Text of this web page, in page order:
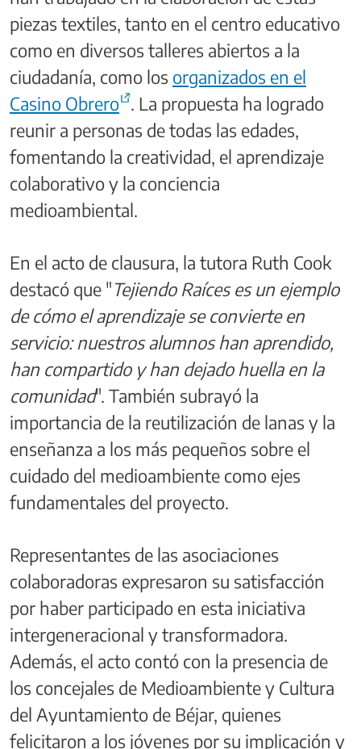
piezas textiles, tanto en el centro educativo
como en diversos talleres abiertos a la
ciudadanía, como los organizados en el
Casino Obrero . La propuesta ha logrado
reunir a personas de todas las edades,
fomentando la creatividad, el aprendizaje
colaborativo y la conciencia
medioambiental.
En el acto de clausura, la tutora Ruth Cook
destacó que "Tejiendo Raíces es un ejemplo
de cómo el aprendizaje se convierte en
servicio: nuestros alumnos han aprendido,
han compartido y han dejado huella en la
comunidad". También subrayó la
importancia de la reutilización de lanas y la
enseñanza a los más pequeños sobre el
cuidado del medioambiente como ejes
fundamentales del proyecto.
Representantes de las asociaciones
colaboradoras expresaron su satisfacción
por haber participado en esta iniciativa
intergeneracional y transformadora.
Además, el acto contó con la presencia de
los concejales de Medioambiente y Cultura
del Ayuntamiento de Béjar, quienes
felicitaron a los jóvenes por su implicación y